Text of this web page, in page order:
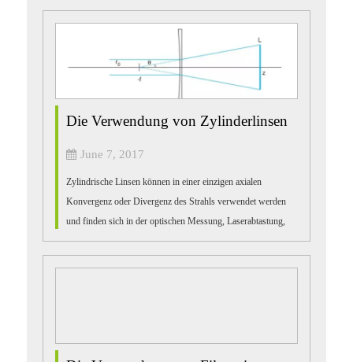
Die Verwendung von Zylinderlinsen
June 7, 2017
Zylindrische Linsen können in einer einzigen axialen
Konvergenz oder Divergenz des Strahls verwendet werden
und finden sich in der optischen Messung, Laserabtastung,
Spektroskopie, Laserdioden-Ausgangsstrahlformung, dem